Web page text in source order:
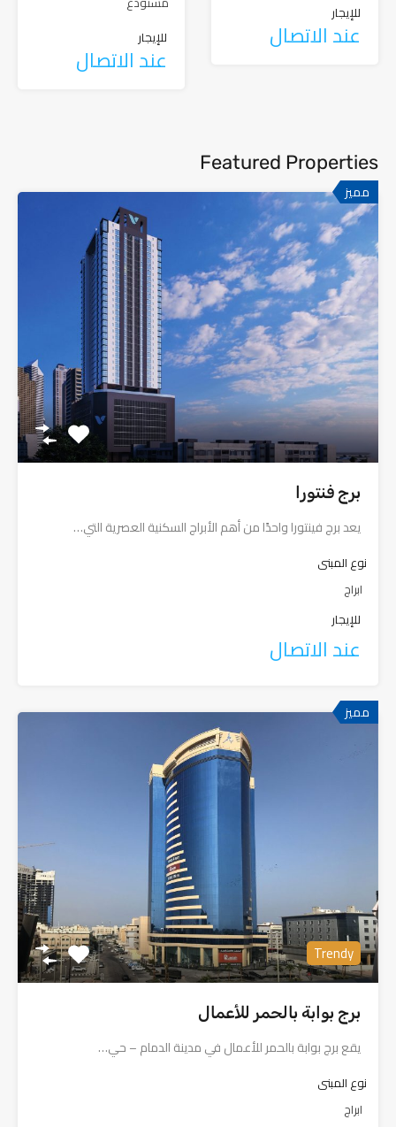
للإيجار
عند الاتصال
للإيجار
عند الاتصال
Featured Properties
مميز
برج فنتورا
يعد برج فينتورا واحدًا من أهم الأبراج السكنية العصرية التي…
نوع المبنى
ابراج
للإيجار
عند الاتصال
مميز
Trendy
برج بوابة بالحمر للأعمال
يقع برج بوابة بالحمر للأعمال في مدينة الدمام – حي…
نوع المبنى
ابراج